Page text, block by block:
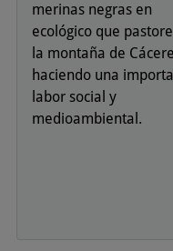
merinas negras en
ecológico que
la montaña de
haciendo una
labor social y
medioambiental.